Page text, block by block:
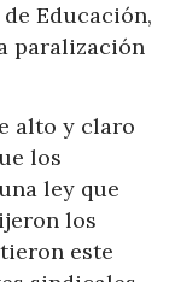
Educación,
paralización
alto y claro
los
ley que
los
este